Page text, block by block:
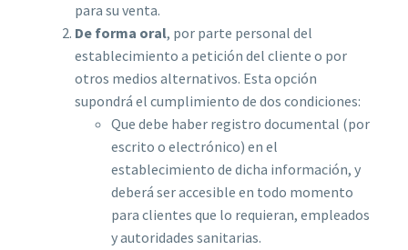
para su venta.
De forma oral, por parte personal del
establecimiento a petición del cliente o por
otros medios alternativos. Esta opción
supondrá el cumplimiento de dos condiciones:
Que debe haber registro documental (por
escrito o electrónico) en el
establecimiento de dicha información, y
deberá ser accesible en todo momento
para clientes que lo requieran, empleados
y autoridades sanitarias.